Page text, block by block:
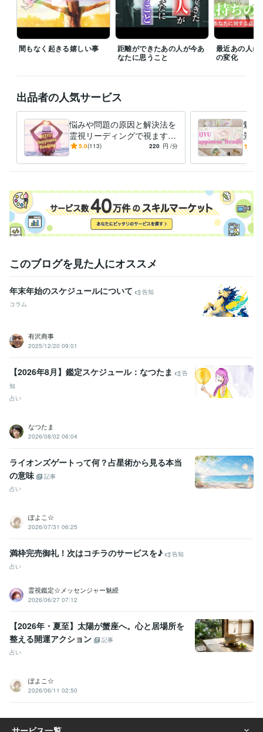
ャンセルさせて頂きます。
また、鑑定書納品後はココナラの仕様により3日経過すると自動的にトー
クルームがクローズされますのでご了承ください。
経験職種
クリエイター / ライター・編集 経験年数 : 5年
ライフスタイル・その他 / 占い師 経験年数 : 10年
ライフスタイル・その他 / 講師・インストラクター
ライフスタイル・その他 / アドバイザー
受賞歴
Amazonプライム（執筆作品）にてベストセラー３冠達成
資格・検定
中学校教諭免許
秘書技能検定 取得年 : 2008年
ビジネス・クリエイティブツール
Word:20年STORES:3年 VLLO:4年Canva:3年Excel:20年
PowerPoint:20年Google Analytics:4年ChatGPT:1年Filmora:1年
得意分野
る鑑定
間もなく起きる嬉しい事
距離ができたあの人が今あ
なたに思うこと
最近あの人に
の変化
出品者の人気サービス
悩みや問題の原因と解決法を
霊視リーディングで視ます
過去の記憶と経緯～現状の糸
✨
5.0(113) 220 円 /分
魅綬
景を
状況
示し
このブログを見た人にオススメ
年末年始のスケジュールについて
告知
コラム
有沢商事
2025/12/20 09:01
【2026年8月】鑑定スケジュール：なつたま
告
知
占い
なつたま
2026/08/02 06:04
ライオンズゲートって何？占星術から見る本当
の意味
記事
占い
ぽよこ☆
2026/07/31 06:25
満枠完売御礼！次はコチラのサービスを♪
告知
占い
霊視鑑定☆メッセンジャー魅綬
2026/06/27 07:12
【2026年・夏至】太陽が蟹座へ。心と居場所を
整える開運アクション
記事
占い
ぽよこ☆
2026/06/11 02:50